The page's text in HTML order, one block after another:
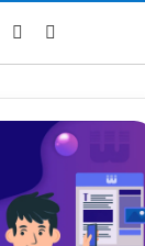
Log In